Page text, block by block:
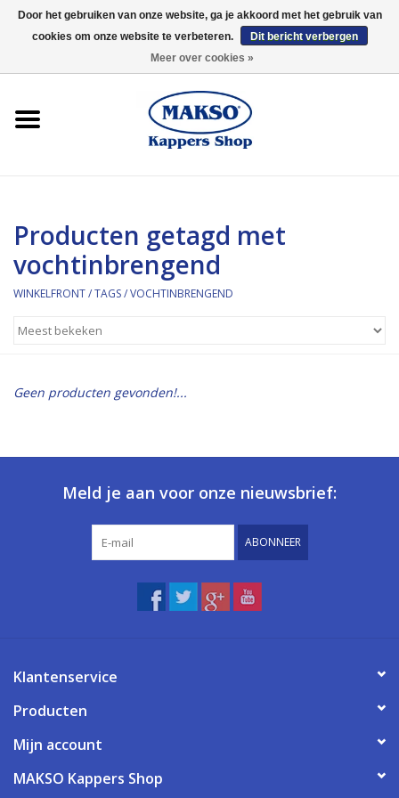
0 Artikelen - €0,00
Kaaral
360
Merken
Merken
Producten getagd met
vochtinbrengend
WINKELFRONT/TAGS/VOCHTINBRENGEND
Geen producten gevonden!...
Meld je aan voor onze nieuwsbrief:
ABONNEER
Klantenservice
Producten
Mijn account
MAKSO Kappers Shop
Door het gebruiken van onze website, ga je akkoord met het gebruik van
cookies om onze website te verbeteren.
Dit bericht verbergen
Meer over cookies »